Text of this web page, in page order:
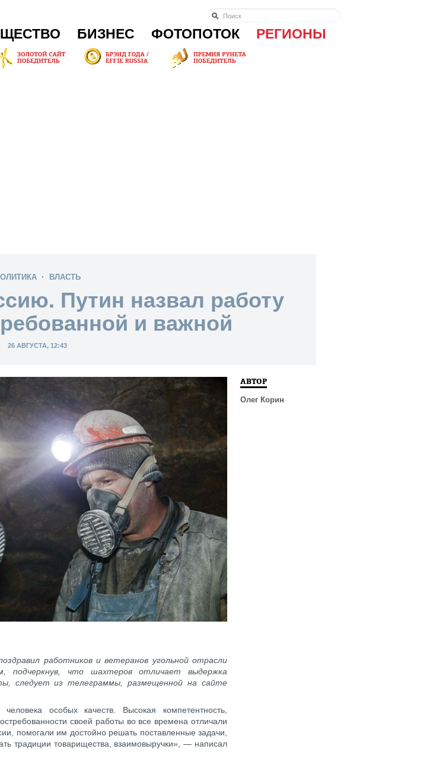
БИЗНЕС ФОТОПОТОК РЕГИОНЫ
ВЛАСТЬ
Путин назвал работу
и важной
26 АВГУСТА, 12:43
работников и ветеранов угольной отрасли
подчеркнув, что шахтеров отличает выдержка
следует из телеграммы, размещенной на сайте
особых качеств. Высокая компетентность,
своей работы во все времена отличали
помогали им достойно решать поставленные задачи,
традиции товарищества, взаимовыручки», — написал
АВТОР
Олег Корин